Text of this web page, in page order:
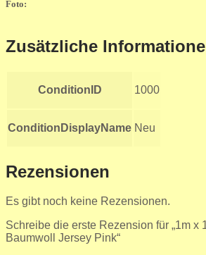
Foto:
Zusätzliche
ConditionID 1000
ConditionDisplayName Neu
Rezensionen
Es gibt noch keine Rezensionen.
Schreibe die erste Rezension für „1m x
Baumwoll Jersey Pink“